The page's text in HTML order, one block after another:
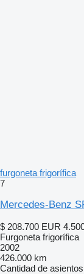
furgoneta frigorífica
7
Mercedes-Benz
$ 208.700 EUR
Furgoneta frigorífica
2002
426.000 km
Cantidad de asientos